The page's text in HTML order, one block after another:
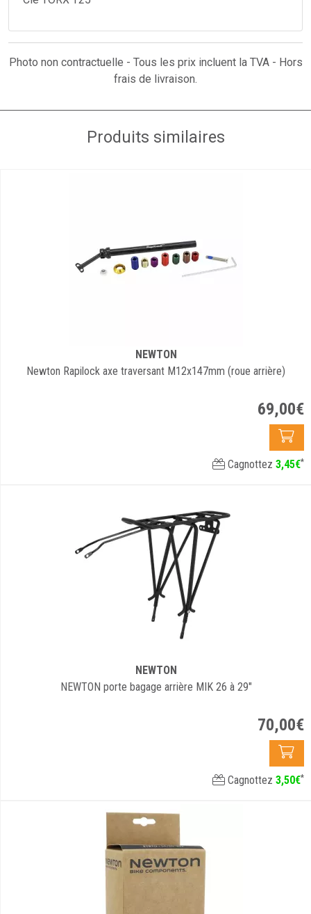
Photo non contractuelle - Tous les prix incluent la TVA - Hors
frais de livraison.
Produits similaires
NEWTON
Newton Rapilock axe traversant M12x147mm (roue arrière)
69,00€
Cagnottez 3,45€*
NEWTON
NEWTON porte bagage arrière MIK 26 à 29"
70,00€
Cagnottez 3,50€*